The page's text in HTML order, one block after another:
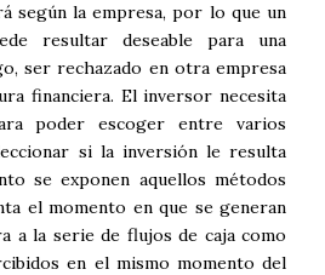
según la empresa, por lo que un
resultar deseable para una
ser rechazado en otra empresa
financiera. El inversor necesita
poder escoger entre varios
si la inversión le resulta
se exponen aquellos métodos
el momento en que se generan
a la serie de flujos de caja como
en el mismo momento del